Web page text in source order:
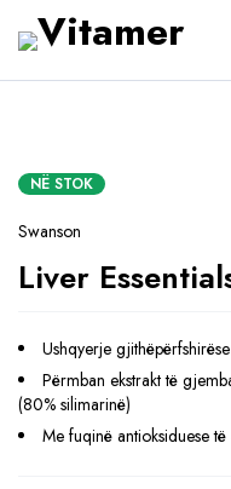
NË STOK
Swanson
Liver
Ushqyerje
Përmban ekstrakt të
(80% silimarinë)
Me fuqinë antioksiduese